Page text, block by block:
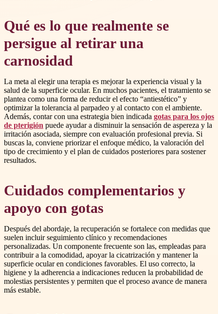
Qué es lo que realmente se
persigue al retirar una
carnosidad
La meta al elegir una terapia es mejorar la experiencia visual y la
salud de la superficie ocular. En muchos pacientes, el tratamiento se
plantea como una forma de reducir el efecto “antiestético” y
optimizar la tolerancia al parpadeo y al contacto con el ambiente.
Además, contar con una estrategia bien indicada gotas para los ojos
de pterigión puede ayudar a disminuir la sensación de aspereza y la
irritación asociada, siempre con evaluación profesional previa. Si
buscas la, conviene priorizar el enfoque médico, la valoración del
tipo de crecimiento y el plan de cuidados posteriores para sostener
resultados.
Cuidados complementarios y
apoyo con gotas
Después del abordaje, la recuperación se fortalece con medidas que
suelen incluir seguimiento clínico y recomendaciones
personalizadas. Un componente frecuente son las, empleadas para
contribuir a la comodidad, apoyar la cicatrización y mantener la
superficie ocular en condiciones favorables. El uso correcto, la
higiene y la adherencia a indicaciones reducen la probabilidad de
molestias persistentes y permiten que el proceso avance de manera
más estable.